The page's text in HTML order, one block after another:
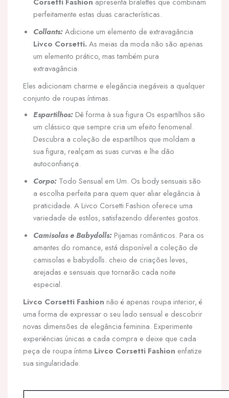
perfeitamente estas duas características.
Collants:Adicione um elemento de extravagância
Livco Corsetti.As meias da moda não são apenas
um elemento prático, mas também pura
extravagância.
Eles adicionam charme e elegância inegáveis a qualquer
conjunto de roupas íntimas.
Espartilhos: Dê forma à sua figura Os espartilhos são
um clássico que sempre cria um efeito fenomenal.
Descubra a coleção de espartilhos que moldam a
sua figura, realçam as suas curvas e lhe dão
autoconfiança.
Corpo: Todo Sensual em Um. Os body sensuais são
a escolha perfeita para quem quer aliar elegância à
praticidade. A Livco Corsetti Fashion oferece uma
variedade de estilos, satisfazendo diferentes gostos.
Camisolas e Babydolls: Pijamas românticos. Para os
amantes do romance, está disponível a coleção de
camisolas e babydolls. cheio de criações leves,
arejadas e sensuais que tornarão cada noite
especial.
Livco Corsetti Fashion não é apenas roupa interior, é
uma forma de expressar o seu lado sensual e descobrir
novas dimensões de elegância feminina. Experimente
experiências únicas a cada compra e deixe que cada
peça de roupa íntima Livco Corsetti Fashion enfatize
sua singularidade.